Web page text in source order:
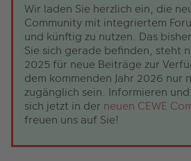
Wir laden Sie herzlich ein, die
Community mit integriertem
und künftig zu nutzen. Das
Sie sich gerade befinden, steht
2025 für neue Beiträge zur
dem kommenden Jahr 2026 nur
zugänglich sein. Informieren
sich jetzt in der neuen CEWE
freuen uns auf Sie!